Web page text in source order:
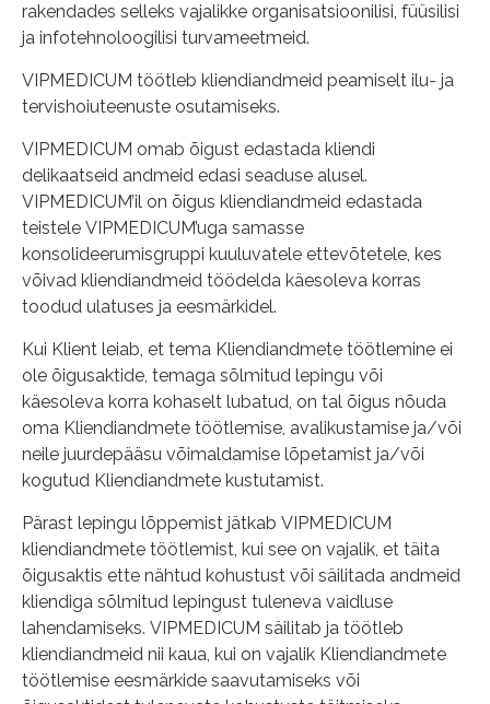
rakendades selleks vajalikke organisatsioonilisi, füüsilisi
ja infotehnoloogilisi turvameetmeid.
VIPMEDICUM töötleb kliendiandmeid peamiselt ilu- ja
tervishoiuteenuste osutamiseks.
VIPMEDICUM omab õigust edastada kliendi
delikaatseid andmeid edasi seaduse alusel.
VIPMEDICUM’il on õigus kliendiandmeid edastada
teistele VIPMEDICUM’uga samasse
konsolideerumisgruppi kuuluvatele ettevõtetele, kes
võivad kliendiandmeid töödelda käesoleva korras
toodud ulatuses ja eesmärkidel.
Kui Klient leiab, et tema Kliendiandmete töötlemine ei
ole õigusaktide, temaga sõlmitud lepingu või
käesoleva korra kohaselt lubatud, on tal õigus nõuda
oma Kliendiandmete töötlemise, avalikustamise ja/või
neile juurdepääsu võimaldamise lõpetamist ja/või
kogutud Kliendiandmete kustutamist.
Pärast lepingu lõppemist jätkab VIPMEDICUM
kliendiandmete töötlemist, kui see on vajalik, et täita
õigusaktis ette nähtud kohustust või säilitada andmeid
kliendiga sõlmitud lepingust tuleneva vaidluse
lahendamiseks. VIPMEDICUM säilitab ja töötleb
kliendiandmeid nii kaua, kui on vajalik Kliendiandmete
töötlemise eesmärkide saavutamiseks või